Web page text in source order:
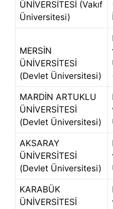
ÜNİVERSİTESİ (Vakıf
Üniversitesi)
MERSİN
ÜNİVERSİTESİ
(Devlet Üniversitesi)
MARDİN ARTUKLU
ÜNİVERSİTESİ
(Devlet Üniversitesi)
AKSARAY
ÜNİVERSİTESİ
(Devlet Üniversitesi)
KARABÜK
ÜNİVERSİTESİ